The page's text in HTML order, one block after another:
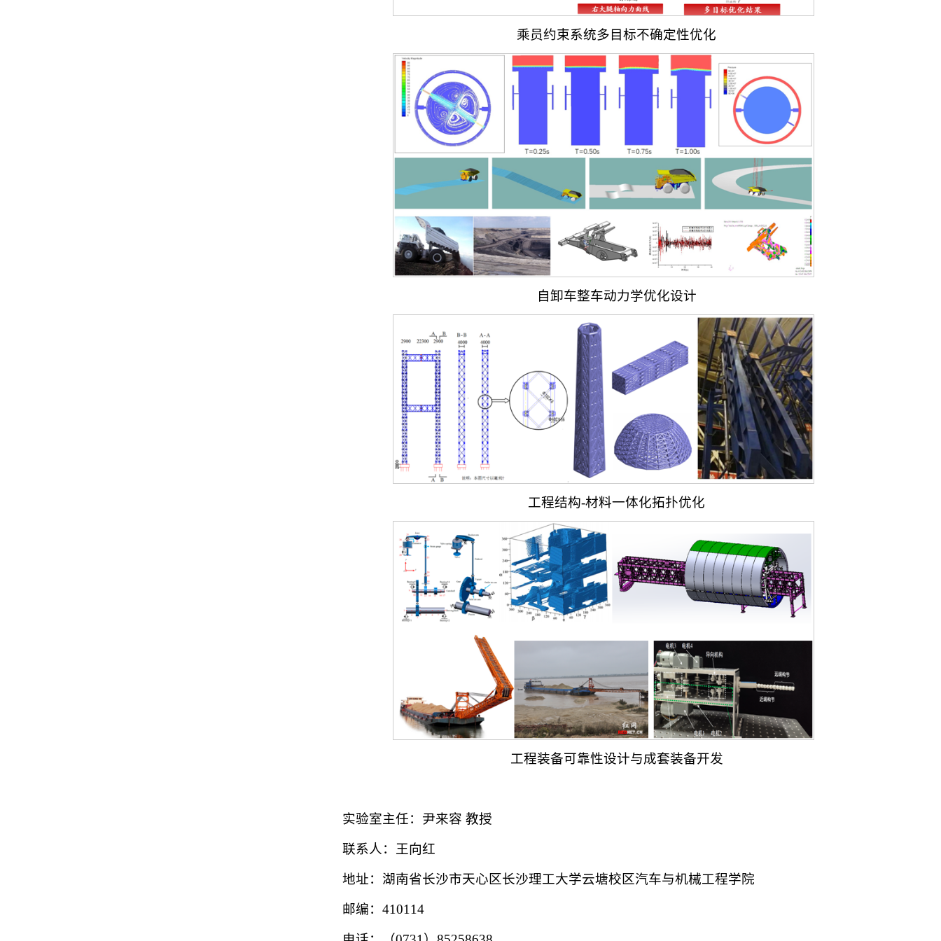
乘员约束系统多目标不确定性优化
自卸车整车动力学优化设计
工程结构-材料一体化拓扑优化
工程装备可靠性设计与成套装备开发
实验室主任：尹来容 教授
联系人：王向红
地址：湖南省长沙市天心区长沙理工大学云塘校区汽车与机械工程学院
邮编：410114